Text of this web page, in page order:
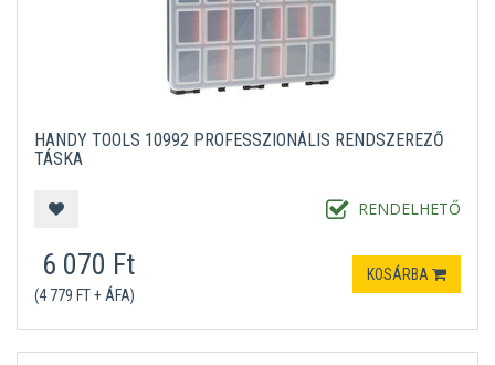
HANDY TOOLS 10992 PROFESSZIONÁLIS RENDSZEREZŐ
TÁSKA
RENDELHETŐ
6 070 Ft
(4 779 FT + ÁFA)
KOSÁRBA